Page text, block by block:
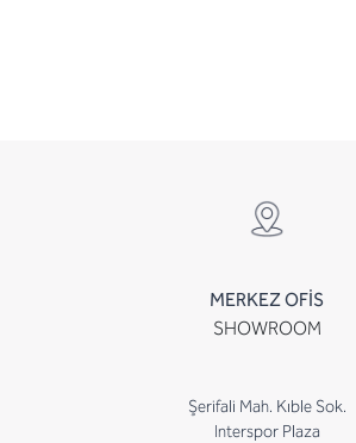
MERKEZ OFİS
SHOWROOM
Şerifali Mah. Kıble Sok.
Interspor Plaza